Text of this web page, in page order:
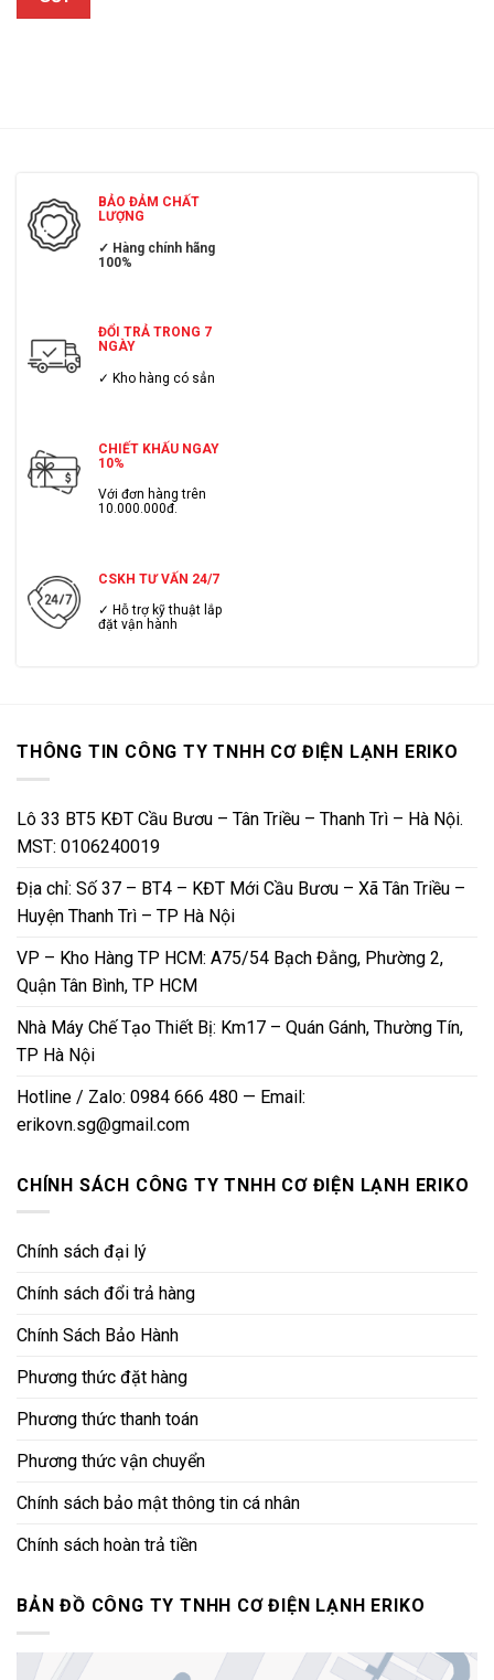
BẢO ĐẢM CHẤT
LƯỢNG
✓ Hàng chính hãng
100%
ĐỔI TRẢ TRONG 7
NGÀY
✓ Kho hàng có sẳn
CHIẾT KHẤU NGAY
10%
Với đơn hàng trên
10.000.000đ.
CSKH TƯ VẤN 24/7
✓ Hỗ trợ kỹ thuật lắp
đặt vận hành
THÔNG TIN CÔNG TY TNHH CƠ ĐIỆN LẠNH ERIKO
Lô 33 BT5 KĐT Cầu Bươu – Tân Triều – Thanh Trì – Hà Nội.
MST: 0106240019
Địa chỉ: Số 37 – BT4 – KĐT Mới Cầu Bươu – Xã Tân Triều –
Huyện Thanh Trì – TP Hà Nội
VP – Kho Hàng TP HCM: A75/54 Bạch Đằng, Phường 2,
Quận Tân Bình, TP HCM
Nhà Máy Chế Tạo Thiết Bị: Km17 – Quán Gánh, Thường Tín,
TP Hà Nội
Hotline / Zalo: 0984 666 480 — Email:
erikovn.sg@gmail.com
CHÍNH SÁCH CÔNG TY TNHH CƠ ĐIỆN LẠNH ERIKO
Chính sách đại lý
Chính sách đổi trả hàng
Chính Sách Bảo Hành
Phương thức đặt hàng
Phương thức thanh toán
Phương thức vận chuyển
Chính sách bảo mật thông tin cá nhân
Chính sách hoàn trả tiền
BẢN ĐỒ CÔNG TY TNHH CƠ ĐIỆN LẠNH ERIKO